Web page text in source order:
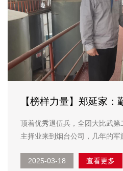
【榜样力量】郑延家
顶着优秀退伍兵，全团大比武
主择业来到烟台公司，几年的军
去，自基层员工干起，从车间
2025-03-18 查看更多